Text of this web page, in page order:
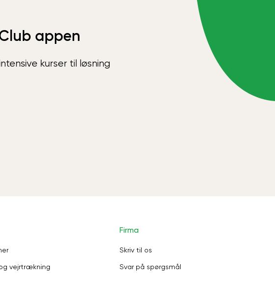
appen
kurser til løsning
vejrtrækning
Firma
Skriv til os
Svar på spørgsmål